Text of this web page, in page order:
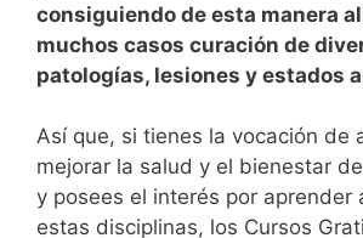
consiguiendo de esta manera
muchos casos curación de
patologías, lesiones y estados
Así que, si tienes la vocación de
mejorar la salud y el bienestar
y posees el interés por aprender
estas disciplinas, los Cursos